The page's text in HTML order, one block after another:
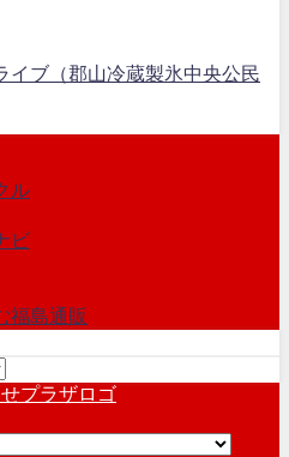
イブ（郡山冷蔵製氷中央公民